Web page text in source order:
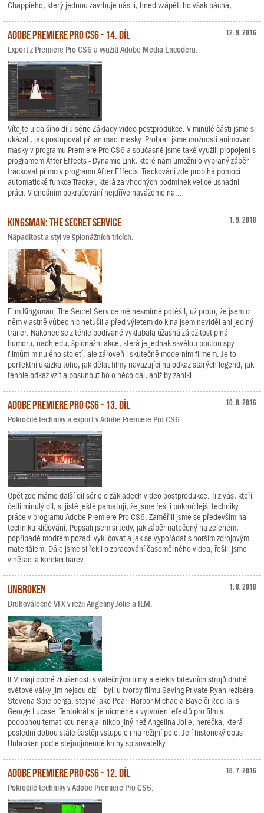
Chappieho, který jednou zavrhuje násilí, hned vzápětí ho však páchá,...
12. 9. 2016
Adobe Premiere Pro CS6 - 14. díl
Export z Premiere Pro CS6 a využití Adobe Media Encoderu.
Vítejte u dalšího dílu série Základy video postprodukce. V minulé části jsme si
ukázali, jak postupovat při animaci masky. Probrali jsme možnosti animování
masky v programu Premiere Pro CS6 a současně jsme také využili propojení s
programem After Effects - Dynamic Link, které nám umožnilo vybraný záběr
trackovat přímo v programu After Effects. Trackování zde probíhá pomocí
automatické funkce Tracker, která za vhodných podmínek velice usnadní
práci. V dnešním pokračování nejdříve navážeme na...
1. 9. 2016
Kingsman: The Secret Service
Nápaditost a styl ve špionážních tricích.
Film Kingsman: The Secret Service mě nesmírně potěšil, už proto, že jsem o
něm vlastně vůbec nic netušil a před výletem do kina jsem neviděl ani jediný
trailer. Nakonec se z téhle podívané vyklubala úžasná záležitost plná
humoru, nadhledu, špionážní akce, která je jednak skvělou poctou spy
filmům minulého století, ale zároveň i skutečně moderním filmem. Je to
perfektní ukázka toho, jak dělat filmy navazující na odkaz starých legend, jak
tenhle odkaz vzít a posunout ho o něco dál, aniž by zanikl...
10. 8. 2016
Adobe Premiere Pro CS6 - 13. díl
Pokročilé techniky a export v Adobe Premiere Pro CS6.
Opět zde máme další díl série o základech video postprodukce. Ti z vás, kteří
četli minulý díl, si jistě ještě pamatují, že jsme řešili pokročilejší techniky
práce v programu Adobe Premiere Pro CS6. Zaměřili jsme se především na
techniku klíčování. Popsali jsem si tedy, jak záběr natočený na zeleném,
popřípadě modrém pozadí vyklíčovat a jak se vypořádat s horším zdrojovým
materiálem. Dále jsme si řekli o zpracování časoměrného videa, řešili jsme
vinětaci a korekci barev....
1. 8. 2016
Unbroken
Druhoválečné VFX v režii Angeliny Jolie a ILM.
ILM mají dobré zkušenosti s válečnými filmy a efekty bitevních strojů druhé
světové války jim nejsou cizí - byli u tvorby filmu Saving Private Ryan režiséra
Stevena Spielberga, stejně jako Pearl Harbor Michaela Baye či Red Tails
George Lucase. Tentokrát si je nicméně k vytvoření efektů pro film s
podobnou tematikou nenajal nikdo jiný než Angelina Jolie, herečka, která
poslední dobou stále častěji vstupuje i na režijní pole. Její historický opus
Unbroken podle stejnojmenné knihy spisovatelky...
18. 7. 2016
Adobe Premiere Pro CS6 - 12. díl
Pokročilé techniky v Adobe Premiere Pro CS6.